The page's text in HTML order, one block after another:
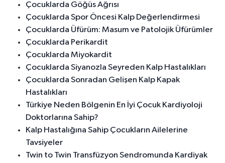
Çocuklarda Göğüs Ağrısı
Çocuklarda Spor Öncesi Kalp Değerlendirmesi
Çocuklarda Üfürüm: Masum ve Patolojik Üfürümler
Çocuklarda Perikardit
Çocuklarda Miyokardit
Çocuklarda Siyanozla Seyreden Kalp Hastalıkları
Çocuklarda Sonradan Gelişen Kalp Kapak
Hastalıkları
Türkiye Neden Bölgenin En İyi Çocuk Kardiyoloji
Doktorlarına Sahip?
Kalp Hastalığına Sahip Çocukların Ailelerine
Tavsiyeler
Twin to Twin Transfüzyon Sendromunda Kardiyak